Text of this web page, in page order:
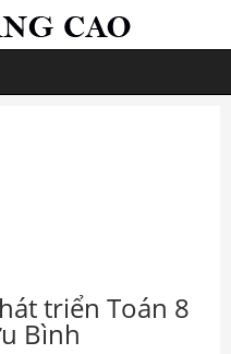
triển Toán 8
Bình